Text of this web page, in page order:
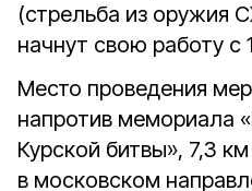
(стрельба из оружия
начнут свою работу с
Место проведения
напротив мемориала
Курской битвы», 7,3
в московском